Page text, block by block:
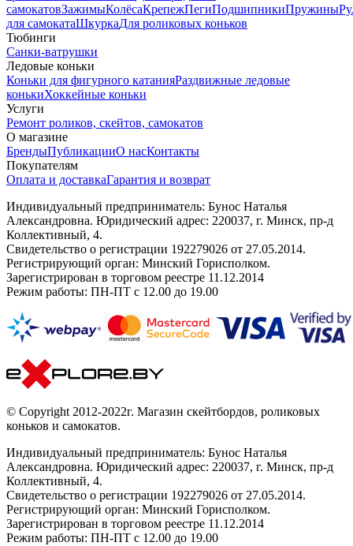
самокатовЗажимыКолёсаКрепежПегиПодшипникиПружины
для самокатаШкуркаДля роликовых коньков
Тюбинги
Санки-ватрушки
Ледовые коньки
Коньки для фигурного катанияРаздвижные ледовые
конькиХоккейные коньки
Услуги
Ремонт роликов, скейтов, самокатов
О магазине
БрендыПубликацииО насКонтакты
Покупателям
Оплата и доставкаГарантия и возврат
Индивидуальный предприниматель: Бунос Наталья
Александровна. Юридический адрес: 220037, г. Минск, пр-д
Коллективный, 4.
Свидетельство о регистрации 192279026 от 27.05.2014.
Регистрирующий орган: Минский Горисполком.
Зарегистрирован в торговом реестре 11.12.2014
Режим работы: ПН-ПТ с 12.00 до 19.00
© Copyright 2012-2022г. Магазин скейтбордов, роликовых
коньков и самокатов.
Индивидуальный предприниматель: Бунос Наталья
Александровна. Юридический адрес: 220037, г. Минск, пр-д
Коллективный, 4.
Свидетельство о регистрации 192279026 от 27.05.2014.
Регистрирующий орган: Минский Горисполком.
Зарегистрирован в торговом реестре 11.12.2014
Режим работы: ПН-ПТ с 12.00 до 19.00